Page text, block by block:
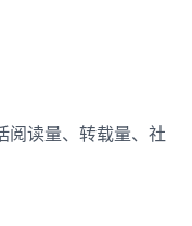
阅读量、转载量、社